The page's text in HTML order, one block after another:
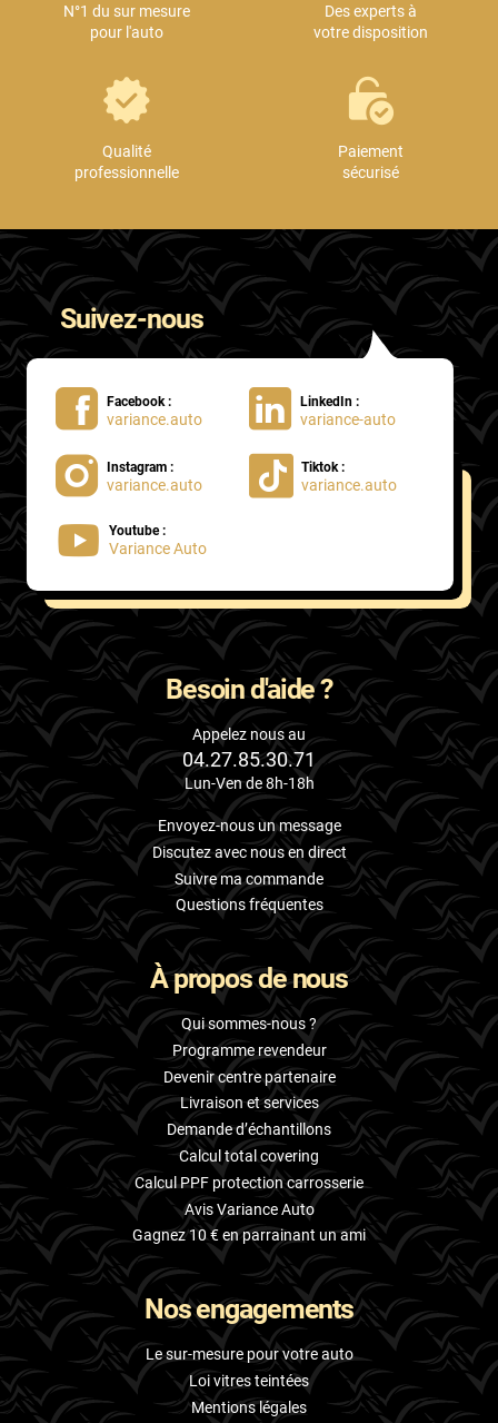
Mitsubishi
Oldsmobile
Ora
Peugeot
Plymouth
Pontiac
Porsche
Proton
Renault
Rolls
Rover
Saab
Santana
Saturn
Scania
Scion
Seat
Skoda
Smart
Ssangyong
Subaru
Suzuki
Tata
Tesla
Toyota
Volkswagen
Volvo
Xpeng
N°1 du sur mesure
pour l'auto
Des experts à
votre disposition
Qualité
professionnelle
Paiement
sécurisé
Suivez-nous
Facebook :
variance.auto
LinkedIn :
variance-auto
Instagram :
variance.auto
Tiktok :
variance.auto
Youtube :
Variance Auto
Besoin d'aide ?
Appelez nous au
04.27.85.30.71
Lun-Ven de 8h-18h
Envoyez-nous un message
Discutez avec nous en direct
Suivre ma commande
Questions fréquentes
À propos de nous
Qui sommes-nous ?
Programme revendeur
Devenir centre partenaire
Livraison et services
Demande d’échantillons
Calcul total covering
Calcul PPF protection carrosserie
Avis Variance Auto
Gagnez 10 € en parrainant un ami
Nos engagements
Le sur-mesure pour votre auto
Loi vitres teintées
Mentions légales